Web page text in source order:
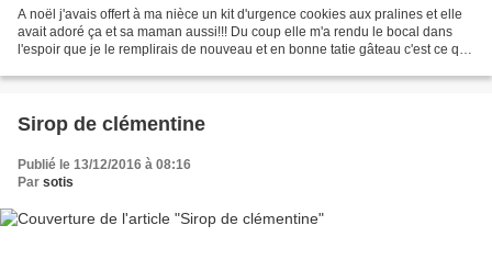
A noël j'avais offert à ma nièce un kit d'urgence cookies aux pralines et elle
avait adoré ça et sa maman aussi!!! Du coup elle m'a rendu le bocal dans
l'espoir que je le remplirais de nouveau et en bonne tatie gâteau c'est ce que
Sirop de clémentine
Publié le 13/12/2016 à 08:16
Par sotis